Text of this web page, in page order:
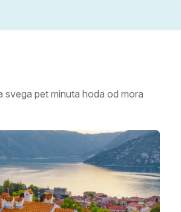
svega pet minuta hoda od mora